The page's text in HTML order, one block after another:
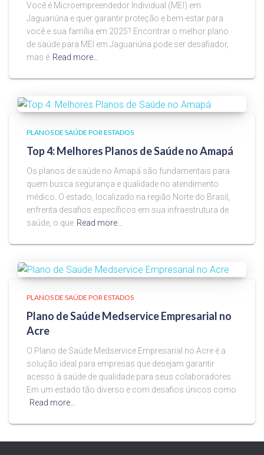
Você é Microempreendedor Individual (MEI) em
Jaguariúna e quer garantir proteção e bem-estar para
você e sua família em 2025? Encontrar o melhor plano
de saúde para MEI em Jaguariúna pode ser desafiador,
mas é Read more…
PLANOS DE SAÚDE POR ESTADOS
Top 4: Melhores Planos de Saúde no Amapá
Os planos de saúde no Amapá são fundamentais para
quem busca segurança e qualidade no atendimento
médico. O estado, localizado na região Norte do Brasil,
enfrenta desafios específicos em sua infraestrutura de
saúde, o que Read more…
PLANOS DE SAÚDE POR ESTADOS
Plano de Saúde Medservice Empresarial no
Acre
O Plano de Saúde Medservice Empresarial no Acre é a
solução ideal para empresas que desejam garantir
acesso à saúde de qualidade para seus colaboradores.
Em um estado tão diverso e com desafios únicos como
Read more…